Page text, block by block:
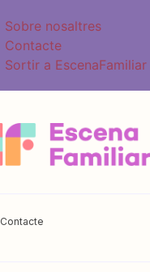
Sobre nosaltres
Contacte
Sortir a EscenaFamiliar
Contacte